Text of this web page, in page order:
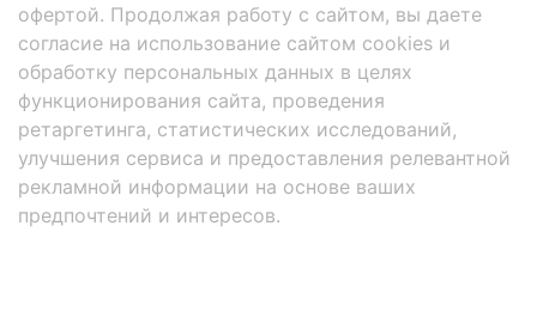
офертой. Продолжая работу с сайтом, вы даете
согласие на использование сайтом cookies и
обработку персональных данных в целях
функционирования сайта, проведения
ретаргетинга, статистических исследований,
улучшения сервиса и предоставления релевантной
рекламной информации на основе ваших
предпочтений и интересов.